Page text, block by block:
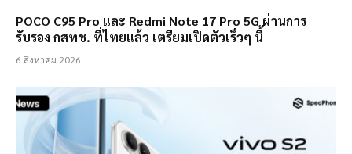
POCO C95 Pro และ Redmi Note 17 Pro 5G ผ่านการ
รับรอง กสทช. ที่ไทยแล้ว เตรียมเปิดตัวเร็วๆ นี้
6 สิงหาคม 2026